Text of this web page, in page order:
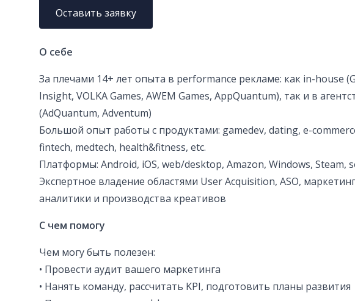
Оставить заявку
О себе
За плечами 14+ лет опыта в performance рекламе: как in-house
Insight, VOLKA Games, AWEM Games, AppQuantum), так и в
(AdQuantum, Adventum)
Большой опыт работы с продуктами: gamedev, dating, e-
fintech, medtech, health&fitness, etc.
Платформы: Android, iOS, web/desktop, Amazon, Windows, Steam,
Экспертное владение областями User Acquisition, ASO,
аналитики и производства креативов
С чем помогу
Чем могу быть полезен:
• Провести аудит вашего маркетинга
• Нанять команду, рассчитать KPI, подготовить планы развития